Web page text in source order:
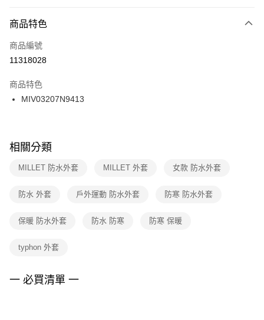
３．安心：先確認商品／服務後，再付款。
【「AFTEE先享後付」結帳流程】
１．於結帳方式選擇「AFTEE先享後付」後，將跳轉至「AFTEE先享後付」
２．訂單成立數日內，您將收到繳費通知簡訊。
３．收到繳費通知簡訊後14天內，點擊此簡訊中的連結，可透過四大超商／
ATM／網路銀行／等多元方式進行付款，方視為交易完成。
※ 交易是否成功請以「AFTEE先享後付 」之結帳頁面顯示為準，若有關於
是否繳費成功／繳費後需取消欲退款等相關疑問，請聯繫「AFTEE先享後付
客戶支援中心」https://netprotections.freshdesk.com/support/home
１．透過由恩沛科技股份有限公司提供之「AFTEE先享後付」服務完成之交
權轉讓予恩沛科技股份有限公司。
３．未成年的使用者請事先徵得法定代理人或監護人之同意方可使用
４．使用「AFTEE先享後付」時，將依據個別帳號之用戶狀況，依本公司即
每筆NT$100，滿NT$1,500(含以上)免運費
宅配
每筆NT$100，滿NT$1,500(含以上)免運費
付款後門市自取
每筆NT$100，滿NT$1,500(含以上)免運費
商品特色
商品編號
11318028
商品特色
MIV03207N9413
相關分類
MILLET 防水外套 MILLET 外套 女款 防水外套
防水 外套 戶外運動 防水外套 防寒 防水外套
保暖 防水外套 防水 防寒 防寒 保暖
typhon 外套
一 必買清單 一